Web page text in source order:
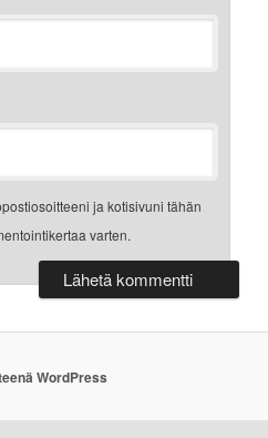
ja kotisivuni tähän
varten.
WordPress